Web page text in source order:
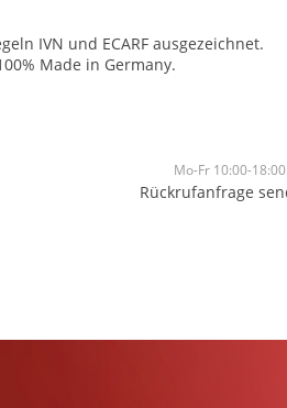
IVN und ECARF ausgezeichnet.
Made in Germany.
Mo-Fr 10:00-18:00
Rückrufanfrage